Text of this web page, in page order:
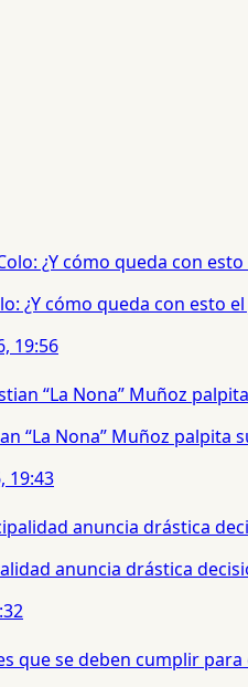
¿Y cómo queda con esto
19:56
“La Nona” Muñoz palpita
19:43
anuncia drástica